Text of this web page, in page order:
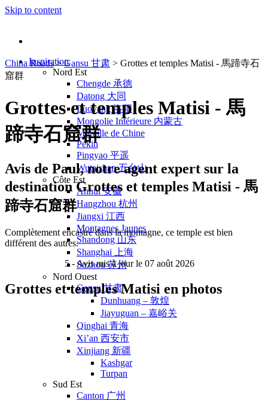
Skip to content
Inspiration
Nord Est
Chengde 承德
Datong 大同
Luoyang 洛阳
Mongolie Intérieure 内蒙古
Muraille de Chine
Pékin
Pingyao 平遥
Wutaishan 五台山
Côte Est
Anhui 安徽
Hangzhou 杭州
Jiangxi 江西
Montagnes Jaunes
Shandong 山东
Shanghai 上海
Suzhou 苏州
Nord Ouest
Gansu 甘肃
Dunhuang – 敦煌
Jiayuguan – 嘉峪关
Qinghai 青海
Xi’an 西安市
Xinjiang 新疆
Kashgar
Turpan
Sud Est
Canton 广州
China Roads > Gansu 甘肃 > Grottes et temples Matisi - 馬蹄寺石
窟群
Grottes et temples Matisi - 馬
蹄寺石窟群
Avis de Paul, notre agent expert sur la
destination Grottes et temples Matisi - 馬
蹄寺石窟群
Complètement encastré dans la montagne, ce temple est bien
différent des autres.
5- Avis mis à jour le 07 août 2026
Grottes et temples Matisi en photos